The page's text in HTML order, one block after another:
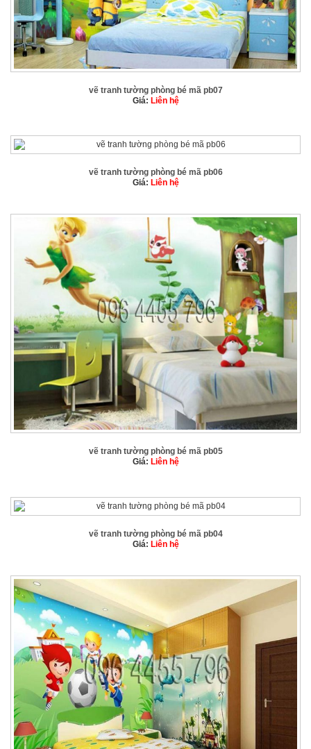
vẽ tranh tường phòng bé mã pb07
Giá: Liên hệ
vẽ tranh tường phòng bé mã pb06
Giá: Liên hệ
vẽ tranh tường phòng bé mã pb05
Giá: Liên hệ
vẽ tranh tường phòng bé mã pb04
Giá: Liên hệ